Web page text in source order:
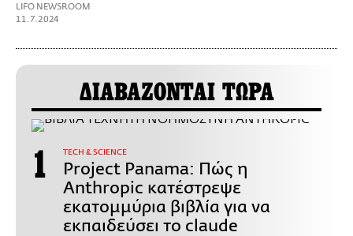
LIFO NEWSROOM
11.7.2024
ΔΙΑΒΑΖΟΝΤΑΙ ΤΩΡΑ
ΤECH & SCIENCE
Project Panama: Πώς η
Anthropic κατέστρεψε
εκατομμύρια βιβλία για να
εκπαιδεύσει το claude